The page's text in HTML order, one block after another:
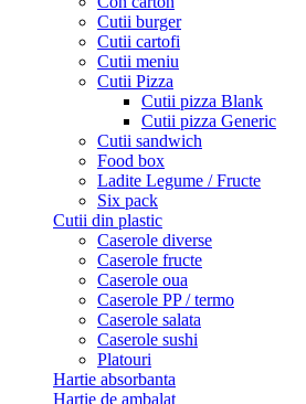
Cutii burger
Cutii cartofi
Cutii meniu
Cutii Pizza
Cutii pizza Blank
Cutii pizza Generic
Cutii sandwich
Food box
Ladite Legume / Fructe
Six pack
Cutii din plastic
Caserole diverse
Caserole fructe
Caserole oua
Caserole PP / termo
Caserole salata
Caserole sushi
Platouri
Hartie absorbanta
Hartie de ambalat